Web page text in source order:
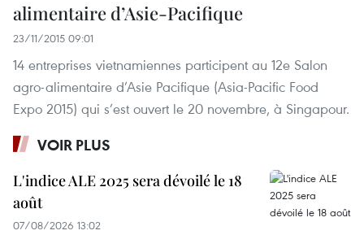
alimentaire d’Asie-Pacifique
23/11/2015 09:01
14 entreprises vietnamiennes participent au 12e Salon
agro-alimentaire d’Asie Pacifique (Asia-Pacific Food
Expo 2015) qui s’est ouvert le 20 novembre, à Singapour.
VOIR PLUS
L'indice ALE 2025 sera dévoilé le 18
août
07/08/2026 13:02